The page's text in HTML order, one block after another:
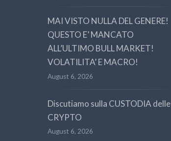
MAI VISTO NULLA DEL GENERE!
QUESTO E’ MANCATO
ALL’ULTIMO BULL MARKET!
VOLATILITA’ E MACRO!
August 6, 2026
Discutiamo sulla CUSTODIA delle
CRYPTO
August 6, 2026